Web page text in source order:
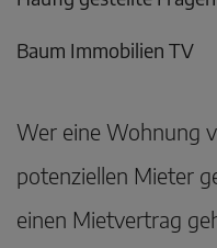
Baum Immobilien TV
Wer eine Wohnung
potenziellen Mieter
einen Mietvertrag